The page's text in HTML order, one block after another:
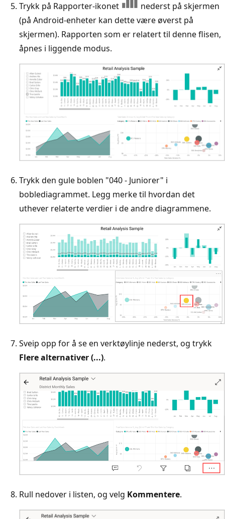
Trykk på Rapporter-ikonet
nederst på skjermen
(på Android-enheter kan dette være øverst på
skjermen). Rapporten som er relatert til denne flisen,
åpnes i liggende modus.
Trykk den gule boblen "040 - Juniorer" i
boblediagrammet. Legg merke til hvordan det
uthever relaterte verdier i de andre diagrammene.
Sveip opp for å se en verktøylinje nederst, og trykk
Flere alternativer (...).
Rull nedover i listen, og velg Kommentere.